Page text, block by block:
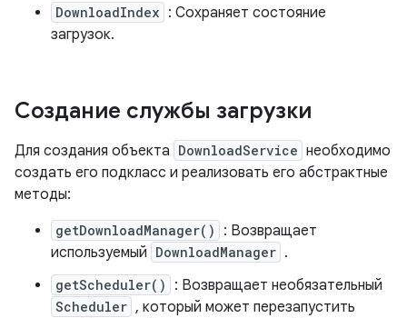
DownloadIndex : Сохраняет состояние
загрузок.
Создание службы загрузки
Для создания объекта DownloadService необходимо
создать его подкласс и реализовать его абстрактные
методы:
getDownloadManager()
: Возвращает
используемый DownloadManager .
getScheduler() : Возвращает необязательный
Scheduler , который может перезапустить